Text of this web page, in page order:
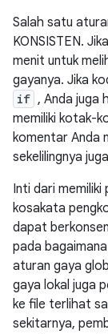
Salah satu
KONSISTEN.
menit untuk
gayanya. Jika
if , Anda juga
memiliki kotak-
komentar Anda
sekelilingnya
Inti dari memiliki
kosakata
dapat
pada
aturan gaya
gaya lokal juga
ke file terlihat
sekitarnya,